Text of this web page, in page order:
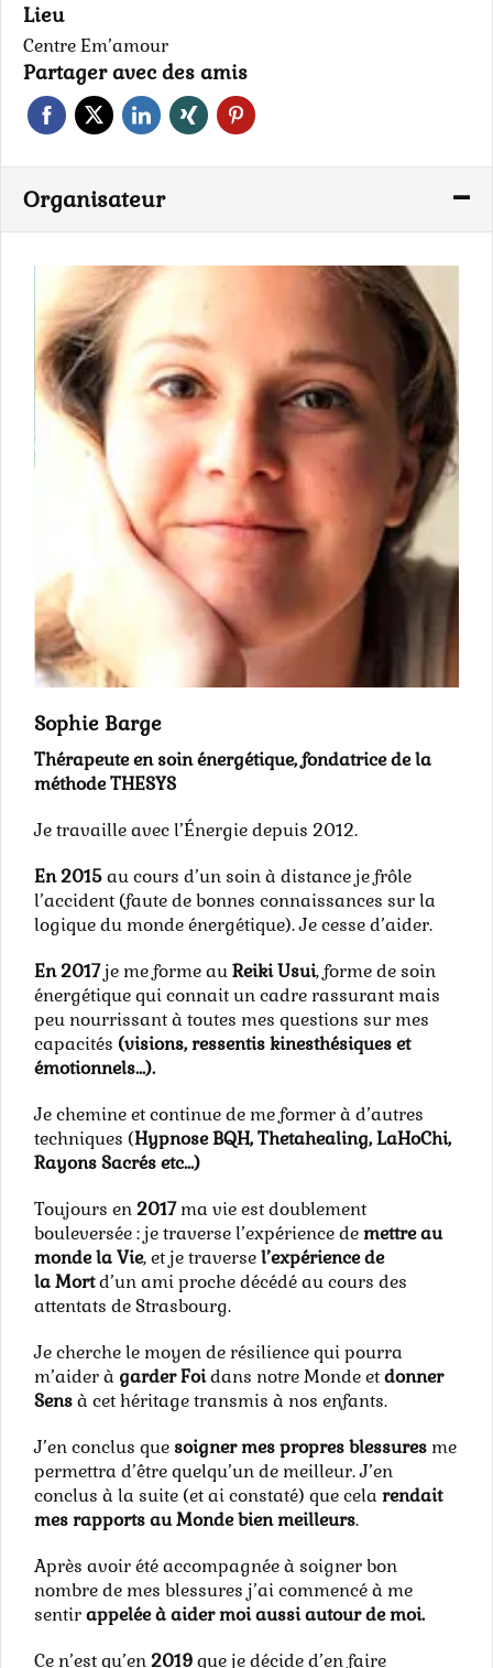
Lieu
Centre Em’amour
Partager avec des amis
Organisateur
Sophie Barge
Thérapeute en soin énergétique, fondatrice de la
méthode THESYS
Je travaille avec l’Énergie depuis 2012.
En 2015au cours d’un soin à distance je frôle
l’accident (faute de bonnes connaissances sur la
logique du monde énergétique). Je cesse d’aider.
En 2017je me forme auReiki Usui, forme de soin
énergétique qui connait un cadre rassurant mais
peu nourrissant à toutes mes questions sur mes
capacités (visions, ressentis kinesthésiques et
émotionnels…).
Je chemine et continue de me former à d’autres
techniques (Hypnose BQH, Thetahealing, LaHoChi,
Rayons Sacrés etc…)
Toujours en2017ma vie est doublement
bouleversée : je traverse l’expérience demettre au
monde laVie, et je traversel’expérience de
laMortd’un ami proche décédé au cours des
attentats de Strasbourg.
Je cherche le moyen de résilience qui pourra
m’aider à garder Foidans notre Monde etdonner
Sensà cet héritage transmis à nos enfants.
J’en conclus que soigner mes propres blessuresme
permettra d’être quelqu’un de meilleur. J’en
conclus à la suite (et ai constaté) que cela rendait
mes rapports au Monde bien meilleurs.
Après avoir été accompagnée à soigner bon
nombre de mes blessures j’ai commencé à me
sentirappelée à aider moi aussi autour de moi.
Ce n’est qu’en2019que je décide d’en faire